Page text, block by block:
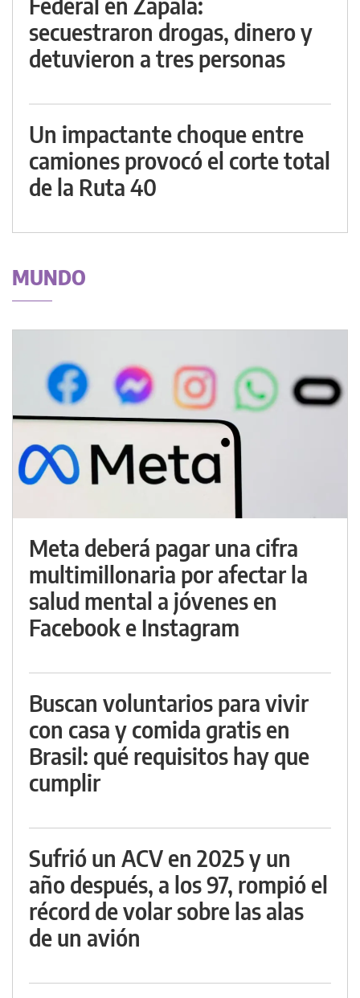
secuestraron drogas, dinero y
detuvieron a tres personas
Un impactante choque entre
camiones provocó el corte total
de la Ruta 40
MUNDO
Meta deberá pagar una cifra
multimillonaria por afectar la
salud mental a jóvenes en
Facebook e Instagram
Buscan voluntarios para vivir
con casa y comida gratis en
Brasil: qué requisitos hay que
cumplir
Sufrió un ACV en 2025 y un
año después, a los 97, rompió el
récord de volar sobre las alas
de un avión